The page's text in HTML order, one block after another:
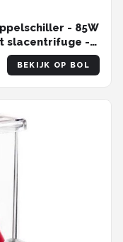
- 85W
slacentrifuge -
BEKIJK OP BOL